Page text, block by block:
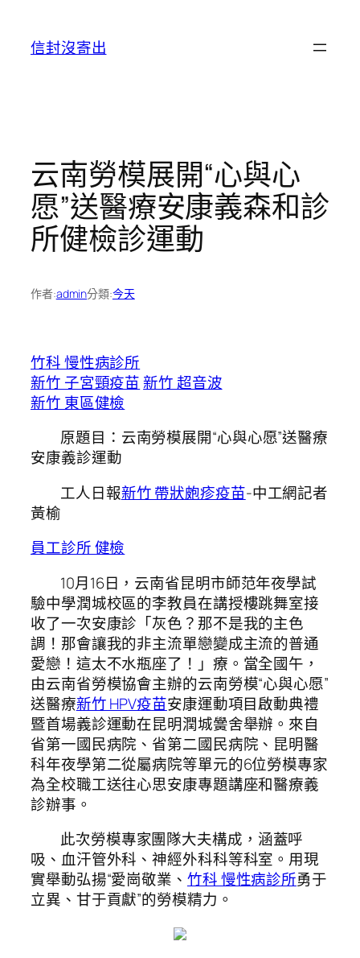
信封沒寄出
云南勞模展開“心與心
愿”送醫療安康義森和診
所健檢診運動
作者:admin分類:今天
竹科 慢性病診所
新竹 子宮頸疫苗新竹 超音波
新竹 東區健檢
原題目：云南勞模展開“心與心愿”送醫療
安康義診運動
工人日報新竹 帶狀皰疹疫苗-中工網記者
黃榆
員工診所 健檢
10月16日，云南省昆明市師范年夜學試
驗中學潤城校區的李教員在講授樓跳舞室接
收了一次安康診「灰色？那不是我的主色
調！那會讓我的非主流單戀變成主流的普通
愛戀！這太不水瓶座了！」療。當全國午，
由云南省勞模協會主辦的云南勞模“心與心愿”
送醫療新竹 HPV疫苗安康運動項目啟動典禮
暨首場義診運動在昆明潤城黌舍舉辦。來自
省第一國民病院、省第二國民病院、昆明醫
科年夜學第二從屬病院等單元的6位勞模專家
為全校職工送往心思安康專題講座和醫療義
診辦事。
此次勞模專家團隊大夫構成，涵蓋呼
吸、血汗管外科、神經外科科等科室。用現
實舉動弘揚“愛崗敬業、 竹科 慢性病診所勇于
立異、甘于貢獻”的勞模精力。